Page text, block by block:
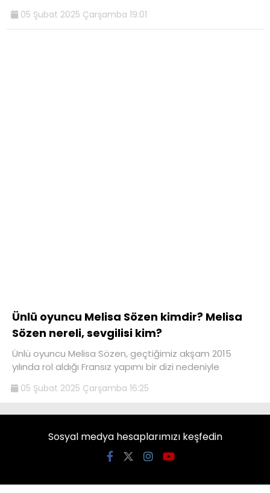
05 Şubat 2025 Çarşamba 19:01
Ünlü oyuncu Melisa Sözen kimdir? Melisa
Sözen nereli, sevgilisi kim?
Ünlü oyuncu Melisa Sözen, geçtiğimiz akşam 2015
yılında rol aldığı Fransız yapımı bir dizi nedeniyle
05 Şubat 2025 Çarşamba 16:25
Sosyal medya hesaplarımızı keşfedin